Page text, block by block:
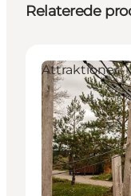
Relaterede
Attraktioner